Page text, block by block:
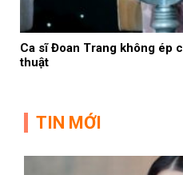
Ca sĩ Đoan Trang không ép
thuật
TIN MỚI